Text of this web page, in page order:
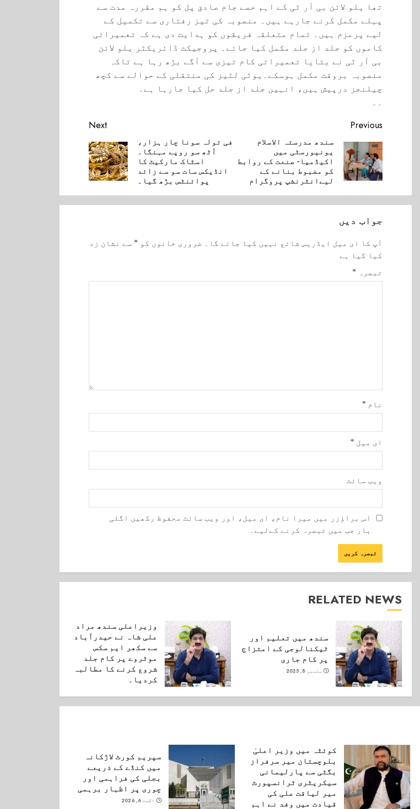
تھا یلو لائن بی آر ٹی کے اہم حصے جام صادق پل کو ہم مقررہ مدت سے
پہلے مکمل کرنے جارہے ہیں۔ منصوبہ کی تیز رفتاری سے تکمیل کے
لیے پرعزم ہیں۔ تمام متعلقہ فریقوں کو ہدایت دی ہے کہ تعمیراتی
کاموں کو جلد از جلد مکمل کیا جائے۔ پروجیکٹ ڈائریکٹر یلو لائن
بی آر ٹی نے بتایا تعمیراتی کام تیزی سے آگے بڑھ رہا ہے تاکہ
منصوبہ بروقت مکمل ہوسکے۔یوٹی لٹیز کی منتقلی کے حوالے سے کچھ
چیلنجز درپیش ہیں، انہیں جلد از جلد حل کیا جارہا ہے۔
۔۔
Continue
Reading
Previous
Previous
post:
سندھ مدرستہ الاسلام
یونیورسٹی میں
اکیڈمیا- صنعت کے روابط
کو مضبوط بنانے کے
لیےانٹرنشپ پروگرام
Next
post:
فی تولہ سونا چار ہزار،
آٹھ سو روپے مہنگا۔
اسٹاک مارکیٹ کا
انڈیکس سات سو سے زائد
پوائنٹس بڑھ گیا۔
جواب دیں
آپ کا ای میل ایڈریس شائع نہیں کیا جائے گا۔ ضروری خانوں کو * سے نشان زد
کیا گیا ہے
تبصرہ *
نام *
ای میل *
ویب‌ سائٹ
اس براؤزر میں میرا نام، ای میل، اور ویب سائٹ محفوظ رکھیں اگلی
بار جب میں تبصرہ کرنے کےلیے۔
RELATED NEWS
سندھ میں تعلیم اور
ٹیکنالوجی کے امتزاج
پر کام جاری
ستمبر 8, 2025
وزیراعلی سندھ مراد
علی شاہ نے حیدرآباد
سے سکھر ایم سکس
موٹروے پر کام جلد
شروع کرنے کا مطالبہ
کردیا۔
کوئٹہ میں وزیر اعلیٰ
بلوچستان میر سرفراز
بگٹی سے پارلیمانی
سیکریٹری ٹرانسپورٹ
میر لیاقت علی کی
قیادت میں وفد نے اہم
سپریم کورٹ لاڑکانہ
میں کنڈے کے ذریعے
بجلی کی فراہمی اور
چوری پر اظہار برہمی
اگست 6, 2026